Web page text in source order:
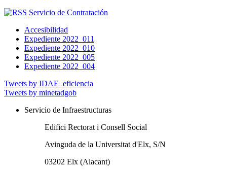
Servicio de Contratación
Accesibilidad
Expediente 2022_011
Expediente 2022_010
Expediente 2022_005
Expediente 2022_004
Tweets by IDAE_eficiencia
Tweets by minetadgob
Servicio de Infraestructuras
Edifici Rectorat i Consell Social
Avinguda de la Universitat d'Elx, S/N
03202 Elx (Alacant)